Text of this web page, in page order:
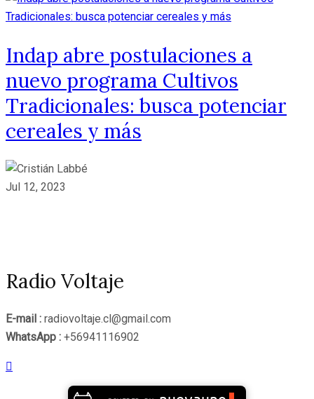
Indap abre postulaciones a
nuevo programa Cultivos
Tradicionales: busca potenciar
cereales y más
Jul 12, 2023
Radio Voltaje
E-mail : radiovoltaje.cl@gmail.com
WhatsApp : +56941116902